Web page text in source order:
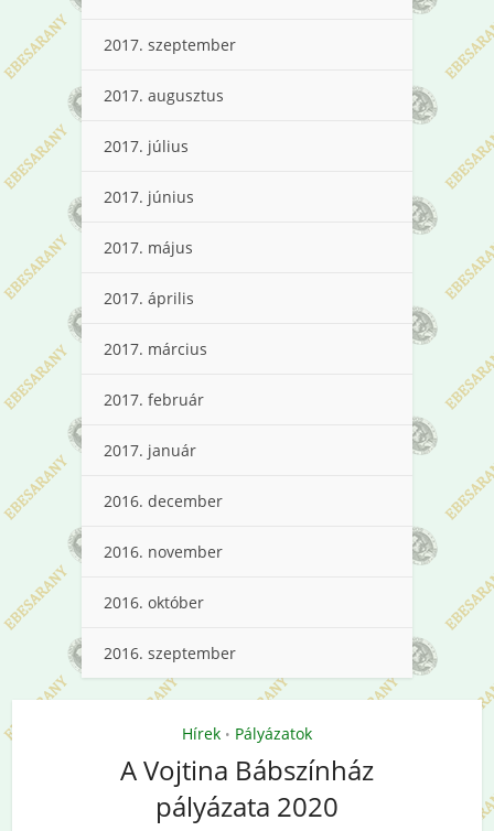
2017. szeptember
2017. augusztus
2017. július
2017. június
2017. május
2017. április
2017. március
2017. február
2017. január
2016. december
2016. november
2016. október
2016. szeptember
Hírek • Pályázatok
A Vojtina Bábszínház
pályázata 2020